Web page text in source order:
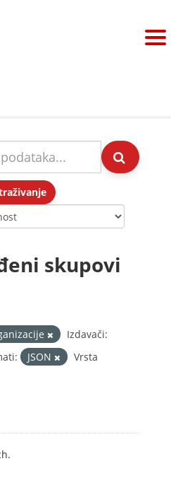
skupovi
Izdavači:
JSON
Vrsta